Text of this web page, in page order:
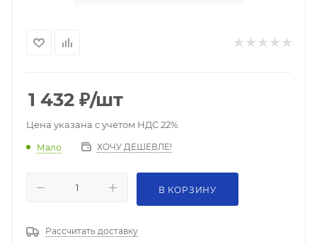
1 432 ₽/шт
Цена указана с учетом НДС 22%
Мало ХОЧУ ДЕШЕВЛЕ!
В КОРЗИНУ
Рассчитать доставку